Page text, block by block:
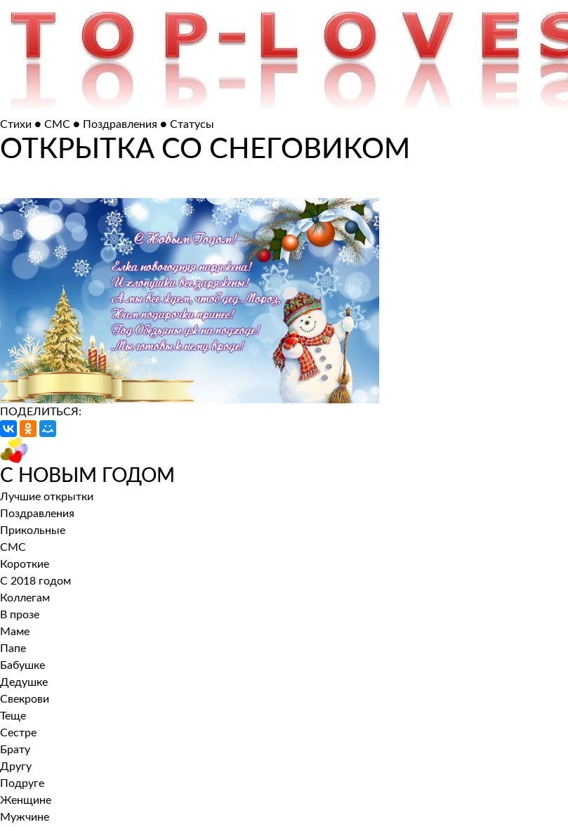
Стихи ● СМС ● Поздравления ● Статусы
ОТКРЫТКА СО СНЕГОВИКОМ
ПОДЕЛИТЬСЯ:
С НОВЫМ ГОДОМ
Лучшие открытки
Поздравления
Прикольные
СМС
Короткие
С 2018 годом
Коллегам
В прозе
Маме
Папе
Бабушке
Дедушке
Свекрови
Теще
Сестре
Брату
Другу
Подруге
Женщине
Мужчине